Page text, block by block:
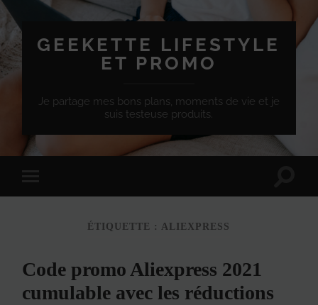
GEEKETTE LIFESTYLE
ET PROMO
Je partage mes bons plans, moments de vie et je
suis testeuse produits.
à
ÉTIQUETTE : ALIEXPRESS
Code promo Aliexpress 2021
cumulable avec les réductions